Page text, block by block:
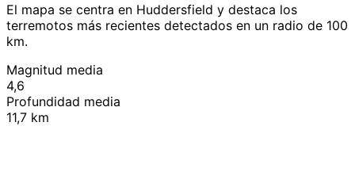
El mapa se centra en Huddersfield y destaca los
terremotos más recientes detectados en un radio de 100
km.
Magnitud media
4,6
Profundidad media
11,7 km